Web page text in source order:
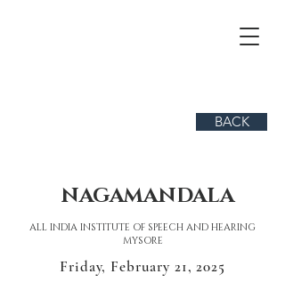
BACK
NAGAMANDALA
ALL INDIA INSTITUTE OF SPEECH AND HEARING
MYSORE
Friday, February 21, 2025